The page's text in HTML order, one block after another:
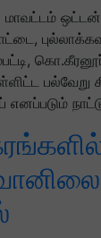
பல்வேறு
எனப்படும்